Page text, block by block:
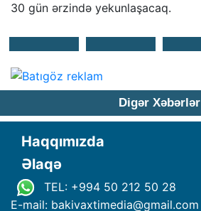
30 gün ərzində yekunlaşacaq.
Digər Xəbərlər
Haqqımızda
Əlaqə
TEL: +994 50 212 50 28
E-mail: bakivaxtimedia@gmail.com